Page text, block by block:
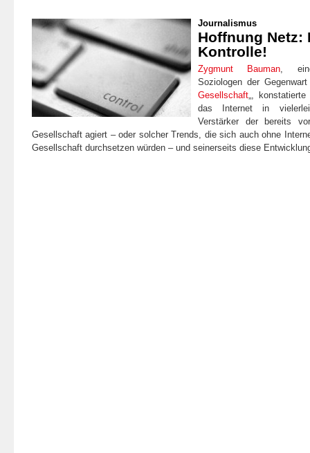
Journalismus
Hoffnung Netz:
Kontrolle!
Zygmunt Bauman ,
Soziologen der
Gesellschaft „,
das Internet in
Verstärker der bereits
Gesellschaft agiert – oder solcher Trends, die sich auch ohne
Gesellschaft durchsetzen würden – und seinerseits diese